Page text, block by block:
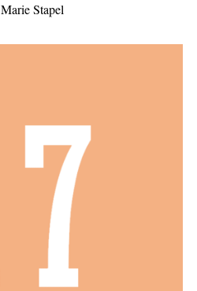
Marie Stapel